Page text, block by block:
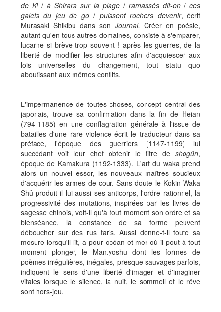
de Ki / à Shirara sur la plage / ramassés dit-on / ces
galets du jeu de go/ puissent rochers devenir, écrit
Murasaki Shikibu dans son Journal. Créer en poésie,
autant qu'en tous autres domaines, consiste à s'emparer,
lucarne si brève trop souvent ! après les guerres, de la
liberté de modifier les structures afin d'acquiescer aux
lois universelles du changement, tout statu quo
aboutissant aux mêmes conflits.
L'impermanence de toutes choses, concept central des
japonais, trouve sa confirmation dans la fin de Heian
(794-1185) en une conflagration générale à l'issue de
batailles d'une rare violence écrit le traducteur dans sa
préface, l'époque des guerriers (1147-1199) lui
succédant voit leur chef obtenir le titre de shogûn,
époque de Kamakura (1192-1333). L'art du waka prend
alors un nouvel essor, les nouveaux maîtres soucieux
d'acquérir les armes de cour. Sans doute le Kokin Waka
Shû produit-il lui aussi ses anticorps, l'ordre rationnel, la
progressivité des mutations, inspirées par les livres de
sagesse chinois, voit-il qu'à tout moment son ordre et sa
bienséance, la constance de sa forme peuvent
déboucher sur des rus taris. Aussi donne-t-il toute sa
mesure lorsqu'il lit, a pour océan et mer où il peut à tout
moment plonger, le Man.yoshu dont les formes de
poèmes irrégulières, inégales, presque sauvages parfois,
indiquent le sens d'une liberté d'imager et d'imaginer
vitales lorsque le silence, la nuit, le sommeil et le rêve
sont hors-jeu.